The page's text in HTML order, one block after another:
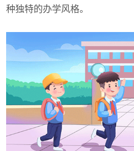
种独特的办学风格。